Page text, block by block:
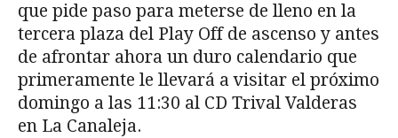
que pide paso para meterse de lleno en la
tercera plaza del Play Off de ascenso y antes
de afrontar ahora un duro calendario que
primeramente le llevará a visitar el próximo
domingo a las 11:30 al CD Trival Valderas
en La Canaleja.